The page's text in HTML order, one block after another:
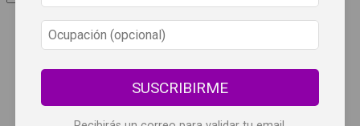
Síguenos
SUSCRIBIRME